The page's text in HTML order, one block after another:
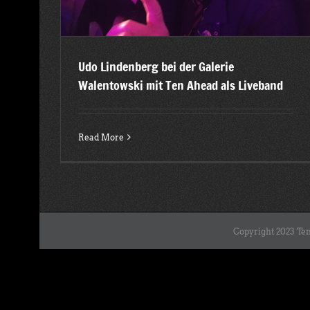
Udo Lindenberg bei der Galerie
Walentowski mit Ten Ahead als Liveband
Read More
Copyright 2023